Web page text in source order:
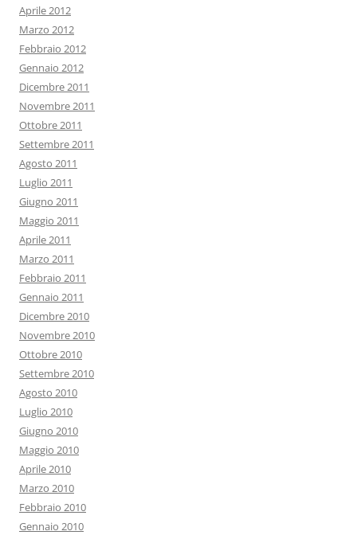
Aprile 2012
Marzo 2012
Febbraio 2012
Gennaio 2012
Dicembre 2011
Novembre 2011
Ottobre 2011
Settembre 2011
Agosto 2011
Luglio 2011
Giugno 2011
Maggio 2011
Aprile 2011
Marzo 2011
Febbraio 2011
Gennaio 2011
Dicembre 2010
Novembre 2010
Ottobre 2010
Settembre 2010
Agosto 2010
Luglio 2010
Giugno 2010
Maggio 2010
Aprile 2010
Marzo 2010
Febbraio 2010
Gennaio 2010